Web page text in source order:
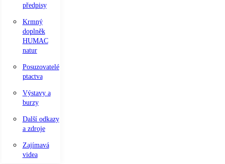
předpisy
Krmný
doplněk
HUMAC
natur
Posuzovatelé
ptactva
Výstavy a
burzy
Další odkazy
a zdroje
Zajímavá
videa